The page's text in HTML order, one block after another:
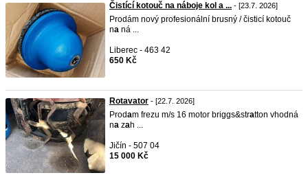
Čistící kotouč na náboje kol a ... - [23.7. 2026]
Prodám nový profesionální brusný / čisticí kotouč
na ná ...
Liberec - 463 42
650 Kč
Rotavator - [22.7. 2026]
Prodam frezu m/s 16 motor briggs&stratton vhodná
na zah ...
Jičín - 507 04
15 000 Kč